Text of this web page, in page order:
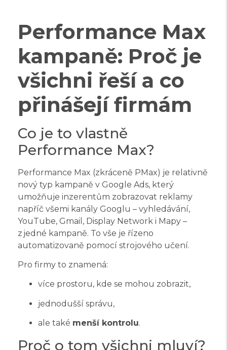
Performance Max
kampaně: Proč je
všichni řeší a co
přinášejí firmám
Co je to vlastně
Performance Max?
Performance Max (zkráceně PMax) je relativně
nový typ kampaně v Google Ads, který
umožňuje inzerentům zobrazovat reklamy
napříč všemi kanály Googlu – vyhledávání,
YouTube, Gmail, Display Network i Mapy –
z jedné kampaně. To vše je řízeno
automatizovaně pomocí strojového učení.
Pro firmy to znamená:
více prostoru, kde se mohou zobrazit,
jednodušší správu,
ale také menší kontrolu.
Proč o tom všichni mluví?